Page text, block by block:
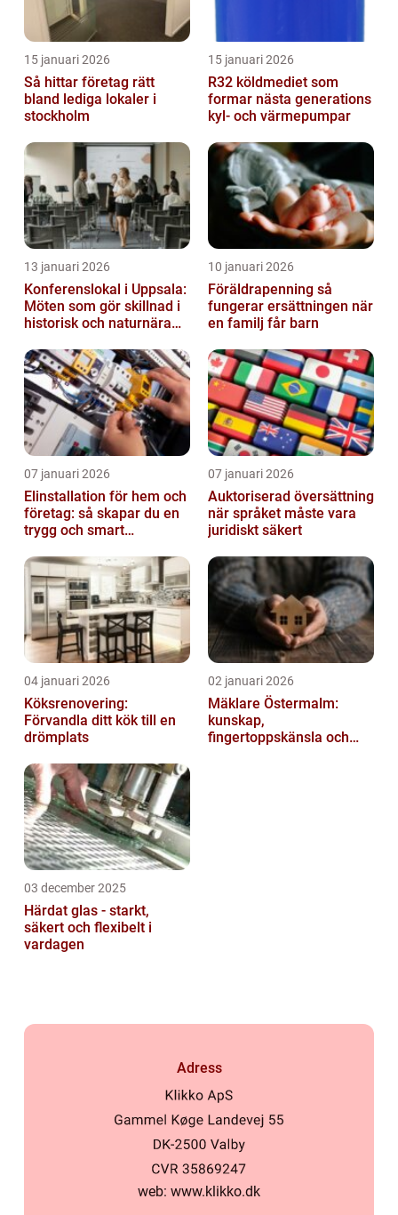
15 januari 2026
Så hittar företag rätt
bland lediga lokaler i
stockholm
15 januari 2026
R32 köldmediet som
formar nästa generations
kyl- och värmepumpar
13 januari 2026
Konferenslokal i Uppsala:
Möten som gör skillnad i
historisk och naturnära
10 januari 2026
Föräldrapenning så
fungerar ersättningen när
en familj får barn
07 januari 2026
Elinstallation för hem och
företag: så skapar du en
trygg och smart
07 januari 2026
Auktoriserad översättning
när språket måste vara
juridiskt säkert
04 januari 2026
Köksrenovering:
Förvandla ditt kök till en
drömplats
02 januari 2026
Mäklare Östermalm:
kunskap,
fingertoppskänsla och
03 december 2025
Härdat glas - starkt,
säkert och flexibelt i
vardagen
Adress
web: www.klikko.dk